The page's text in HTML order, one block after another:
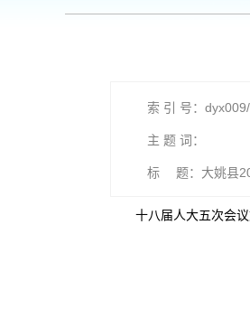
索 引 号：
主 题 词：
标 题：大姚县
十八届人大五次会议